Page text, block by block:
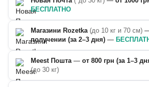
БЕСПЛАТНО
Магазини Rozetka (до 10 кг и 70 см)
получении (за 2–3 дня) —
Meest Пошта — от 800 грн (за 1–3
(до 30 кг)